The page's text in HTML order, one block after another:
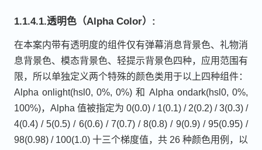
1.1.4.1.透明色（Alpha Color）:
在本案内带有透明度的组件仅有弹幕消息背景色、礼物消
息背景色、模态背景色、轻提示背景色四种，应用范围有
限，所以单独定义两个特殊的颜色类用于以上四种组件：
Alpha onlight(hsl0, 0%, 0%) 和 Alpha ondark(hsl0, 0%,
100%)，Alpha 值被指定为 0(0.0) / 1(0.1) / 2(0.2) / 3(0.3) /
4(0.4) / 5(0.5) / 6(0.6) / 7(0.7) / 8(0.8) / 9(0.9) / 95(0.95) /
98(0.98) / 100(1.0) 十三个梯度值，共 26 种颜色用例，以